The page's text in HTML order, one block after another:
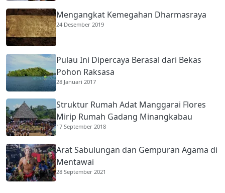
Mengangkat Kemegahan Dharmasraya
24 Desember 2019
Pulau Ini Dipercaya Berasal dari Bekas
Pohon Raksasa
28 Januari 2017
Struktur Rumah Adat Manggarai Flores
Mirip Rumah Gadang Minangkabau
17 September 2018
Arat Sabulungan dan Gempuran Agama di
Mentawai
28 September 2021